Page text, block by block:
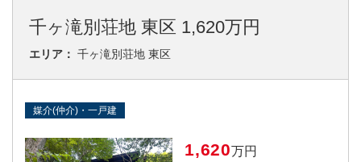
千ヶ滝別荘地 東区 1,620万円
エリア： 千ヶ滝別荘地 東区
媒介(仲介)・一戸建
1,620万円